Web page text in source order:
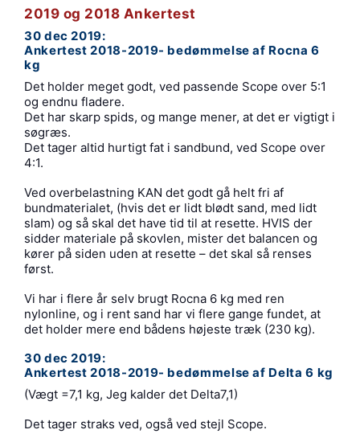
2019 og 2018 Ankertest
30 dec 2019:
Ankertest 2018-2019- bedømmelse af Rocna 6
kg
Det holder meget godt, ved passende Scope over 5:1
og endnu fladere.
Det har skarp spids, og mange mener, at det er vigtigt i
søgræs.
Det tager altid hurtigt fat i sandbund, ved Scope over
4:1.
Ved overbelastning KAN det godt gå helt fri af
bundmaterialet, (hvis det er lidt blødt sand, med lidt
slam) og så skal det have tid til at resette. HVIS der
sidder materiale på skovlen, mister det balancen og
kører på siden uden at resette – det skal så renses
først.
Vi har i flere år selv brugt Rocna 6 kg med ren
nylonline, og i rent sand har vi flere gange fundet, at
det holder mere end bådens højeste træk (230 kg).
30 dec 2019:
Ankertest 2018-2019- bedømmelse af Delta 6 kg
(Vægt =7,1 kg, Jeg kalder det Delta7,1)
Det tager straks ved, også ved stejl Scope.